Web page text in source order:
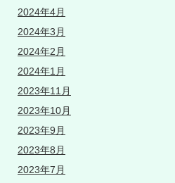
2024年4月
2024年3月
2024年2月
2024年1月
2023年11月
2023年10月
2023年9月
2023年8月
2023年7月